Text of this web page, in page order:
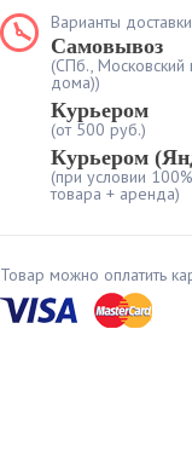
Варианты
Самовывоз
(СПб.,
дома))
Курьером
(от 500 руб.)
Курьером
(при условии
товара + аренда)
Товар можно оплатить